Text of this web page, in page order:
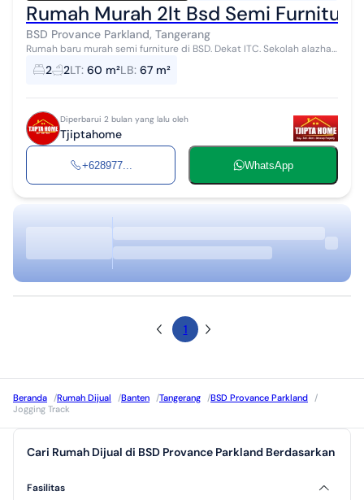
Rumah Murah 2lt Bsd Semi Furnitur
BSD Provance Parkland, Tangerang
Rumah baru murah semi furniture di BSD. Dekat ITC. Sekolah alazhar.
Rumah sakit, taman kota. Toll. Pasar modern
2 2LT: 60 m²LB: 67 m²
Diperbarui 2 bulan yang lalu oleh
Tjiptahome
+628977... WhatsApp
1
Beranda /Rumah Dijual /Banten /Tangerang /BSD Provance Parkland
/
Jogging Track
Cari Rumah Dijual di BSD Provance Parkland Berdasarkan
Fasilitas